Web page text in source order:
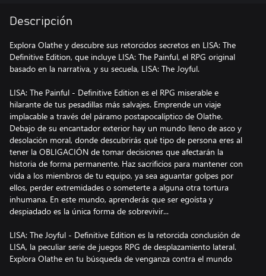
Descripción
Explora Olathe y descubre sus retorcidos secretos en LISA: The
Definitive Edition, que incluye LISA: The Painful, el RPG original
basado en la narrativa, y su secuela, LISA: The Joyful.
LISA: The Painful - Definitive Edition es el RPG miserable e
hilarante de tus pesadillas más salvajes. Emprende un viaje
implacable a través del páramo postapocalíptico de Olathe.
Debajo de su encantador exterior hay un mundo lleno de asco y
desolación moral, donde descubrirás qué tipo de persona eres al
tener la OBLIGACIÓN de tomar decisiones que afectarán la
historia de forma permanente. Haz sacrificios para mantener con
vida a los miembros de tu equipo, ya sea aguantar golpes por
ellos, perder extremidades o someterte a alguna otra tortura
inhumana. En este mundo, aprenderás que ser egoísta y
despiadado es la única forma de sobrevivir...
LISA: The Joyful - Definitive Edition es la retorcida conclusión de
LISA, la peculiar serie de juegos RPG de desplazamiento lateral.
Explora Olathe en tu búsqueda de venganza contra el mundo